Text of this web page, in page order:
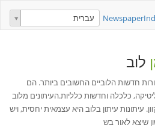
עברית
לוב
חדשות הלוביים החשובים ביותר. הם
כלכלה וחדשות כלליות.העיתונים מלוב
עיתונות עיתון בלוב היא עצמאית יחסית, ויש
שיצא לאור בש